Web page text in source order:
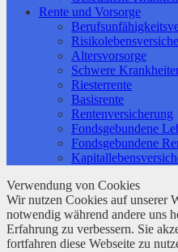
Rente und Vorsorge
Altersvorsorge
Schwere
Riesterrente
Basisrente
Rentenversicherung
Fondsgebundene
Fondsgebundene
Verwendung von Cookies
Wir nutzen Cookies auf unserer
notwendig während andere uns
Erfahrung zu verbessern. Sie
fortfahren diese Webseite zu